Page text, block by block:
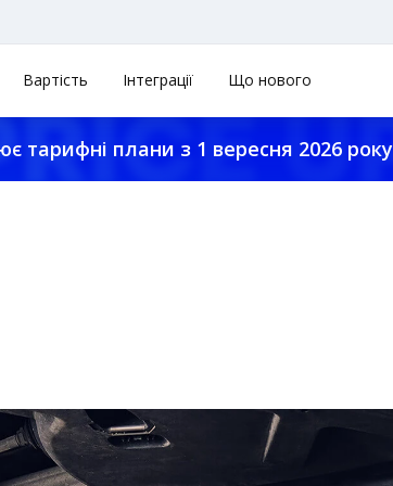
Вартість Інтеграції Що нового
тарифні плани з 1 вересня 2026 року